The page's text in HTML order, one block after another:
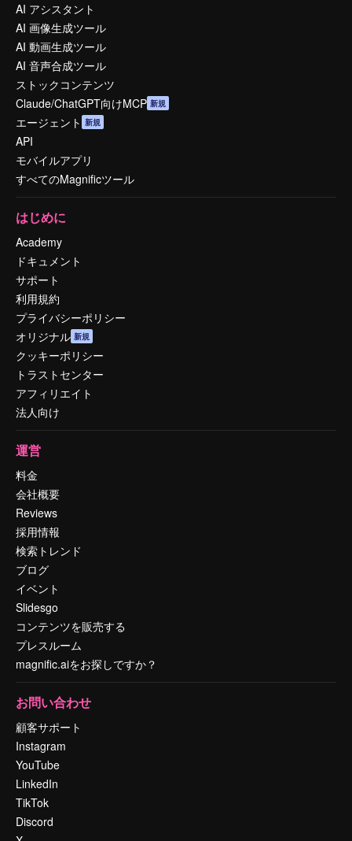
AI アシスタント
AI 画像生成ツール
AI 動画生成ツール
AI 音声合成ツール
ストックコンテンツ
Claude/ChatGPT向けMCP 新規
エージェント 新規
API
モバイルアプリ
すべてのMagnificツール
はじめに
Academy
ドキュメント
サポート
利用規約
プライバシーポリシー
オリジナル 新規
クッキーポリシー
トラストセンター
アフィリエイト
法人向け
運営
料金
会社概要
Reviews
採用情報
検索トレンド
ブログ
イベント
Slidesgo
コンテンツを販売する
プレスルーム
magnific.aiをお探しですか？
お問い合わせ
顧客サポート
Instagram
YouTube
LinkedIn
TikTok
Discord